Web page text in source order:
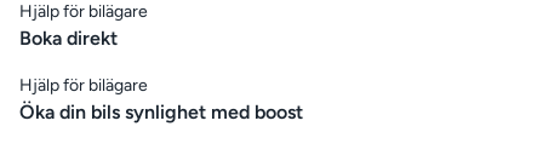
Hjälp för bilägare
Boka direkt
Hjälp för bilägare
Öka din bils synlighet med boost